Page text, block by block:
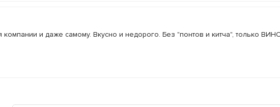
и даже самому. Вкусно и недорого. Без "понтов и китча", только